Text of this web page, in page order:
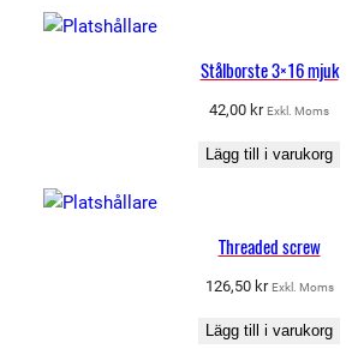
Stålborste 3×16 mjuk
42,00 kr Exkl. Moms
Lägg till i varukorg
Threaded screw
126,50 kr Exkl. Moms
Lägg till i varukorg